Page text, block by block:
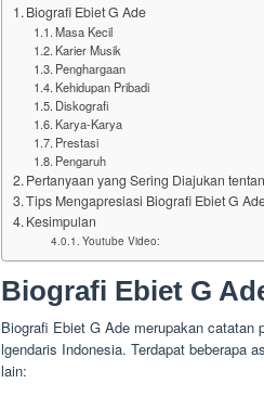
Biografi Ebiet G Ade
Masa Kecil
Karier Musik
Penghargaan
Kehidupan Pribadi
Diskografi
Karya-Karya
Prestasi
Pengaruh
Pertanyaan yang Sering Diajukan
Tips Mengapresiasi Biografi Ebiet G
Kesimpulan
Youtube Video:
Biografi Ebiet G
Biografi Ebiet G Ade merupakan catatan
lgendaris Indonesia. Terdapat beberapa
lain: